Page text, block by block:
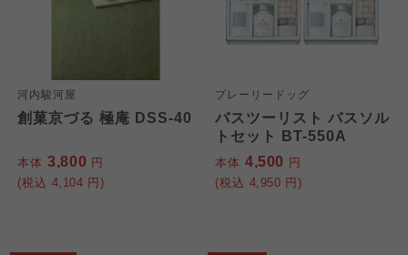
河内駿河屋
創菓京づる 極庵 DSS-40
本体 3,800 円
(税込 4,104 円)
プレーリードッグ
バスツーリスト バスソル
トセット BT-550A
本体 4,500 円
(税込 4,950 円)